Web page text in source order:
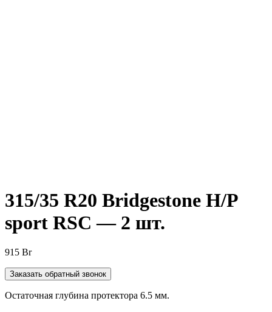
315/35 R20 Bridgestone H/P
sport RSC — 2 шт.
915 Br
Заказать обратный звонок
Остаточная глубина протектора 6.5 мм.